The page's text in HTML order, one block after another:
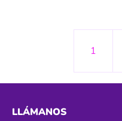
1
LLÁMANOS